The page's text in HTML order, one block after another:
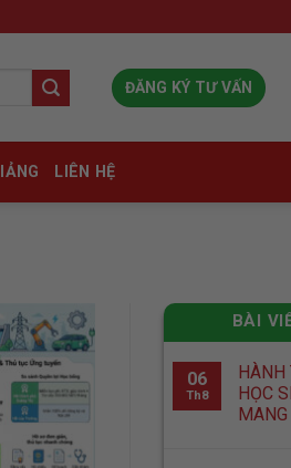
ĐĂNG KÝ TƯ VẤN
LIÊN HỆ
BÀI
06
Th8
HÀNH
HỌC
MANG